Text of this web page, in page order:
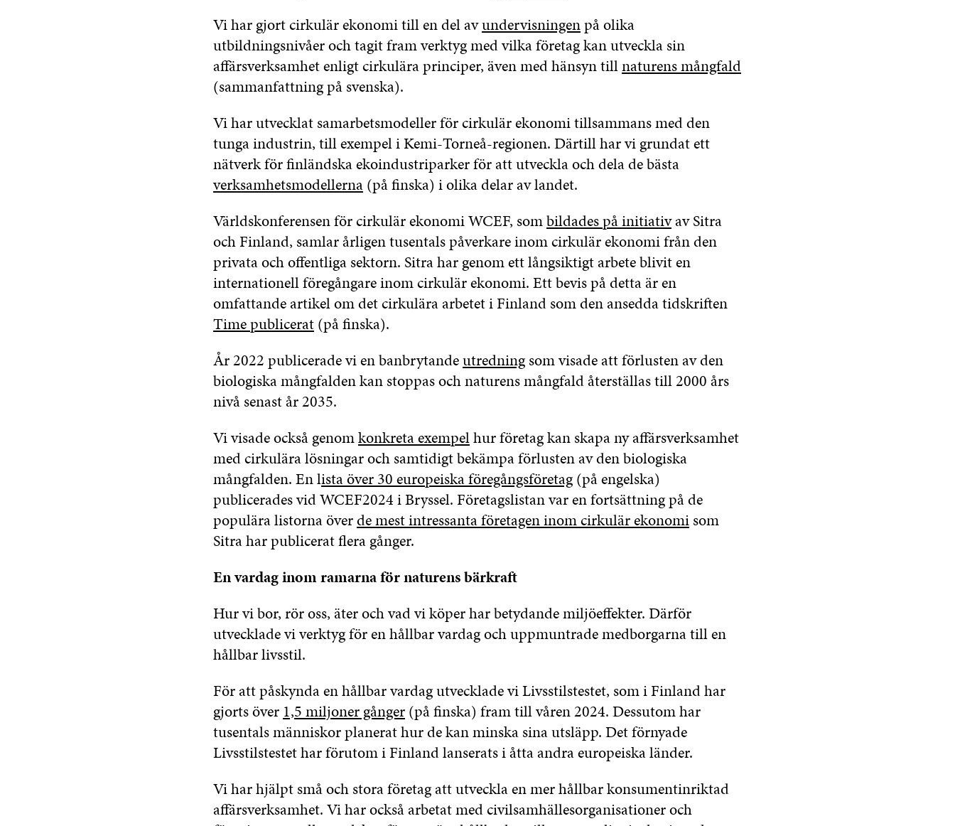
Vi har gjort cirkulär ekonomi till en del avundervisningenpå olika
utbildningsnivåer och tagit fram verktyg med vilka företag kan utveckla sin
affärsverksamhet enligt cirkulära principer, även med hänsyn tillnaturens mångfald
(sammanfattning på svenska).
Vi har utvecklat samarbetsmodeller för cirkulär ekonomi tillsammans med den
tunga industrin, till exempel i Kemi-Torneå-regionen. Därtill har vi grundat ett
nätverk för finländska ekoindustriparker för att utveckla och dela de bästa
verksamhetsmodellerna(på finska) i olika delar av landet.
Världskonferensen för cirkulär ekonomi WCEF, sombildades på initiativav Sitra
och Finland, samlar årligen tusentals påverkare inom cirkulär ekonomi från den
privata och offentliga sektorn. Sitra har genom ett långsiktigt arbete blivit en
internationell föregångare inom cirkulär ekonomi. Ett bevis på detta är en
omfattande artikel om det cirkulära arbetet i Finland som den ansedda tidskriften
Time publicerat(på finska).
År 2022 publicerade vi en banbrytandeutredningsom visade att förlusten av den
biologiska mångfalden kan stoppas och naturens mångfald återställas till 2000 års
nivå senast år 2035.
Vi visade också genomkonkreta exempelhur företag kan skapa ny affärsverksamhet
med cirkulära lösningar och samtidigt bekämpa förlusten av den biologiska
mångfalden. En lista över 30 europeiska föregångsföretag(på engelska)
publicerades vid WCEF2024 i Bryssel. Företagslistan var en fortsättning på de
populära listorna överde mest intressanta företagen inom cirkulär ekonomisom
Sitra har publicerat flera gånger.
En vardag inom ramarna för naturens bärkraft
Hur vi bor, rör oss, äter och vad vi köper har betydande miljöeffekter. Därför
utvecklade vi verktyg för en hållbar vardag och uppmuntrade medborgarna till en
hållbar livsstil.
För att påskynda en hållbar vardag utvecklade vi Livsstilstestet, som i Finland har
gjorts över 1,5 miljoner gånger(på finska) fram till våren 2024. Dessutom har
tusentals människor planerat hur de kan minska sina utsläpp. Det förnyade
Livsstilstestet har förutom i Finland lanserats i åtta andra europeiska länder.
Vi har hjälpt små och stora företag att utveckla en mer hållbar konsumentinriktad
affärsverksamhet. Vi har också arbetat med civilsamhällesorganisationer och